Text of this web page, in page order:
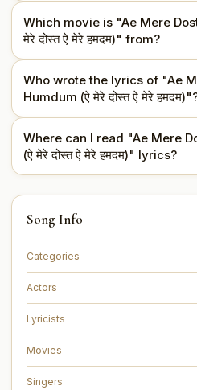
"Ae Mere Dost Ae Mere
is sung by Mohammed Rafi.
Which movie is "Ae Mere
मेरे दोस्त ऐ मेरे हमदम)" from?
This song is from the movie
Who wrote the lyrics of "Ae
Humdum (ऐ मेरे दोस्त ऐ मेरे
The lyrics are written by
Where can I read "Ae Mere
(ऐ मेरे दोस्त ऐ मेरे हमदम)" lyrics?
You can read the full lyrics
Humdum (ऐ मेरे दोस्त ऐ मेरे
Song Info
Categories
Actors
Lyricists
Movies
Singers